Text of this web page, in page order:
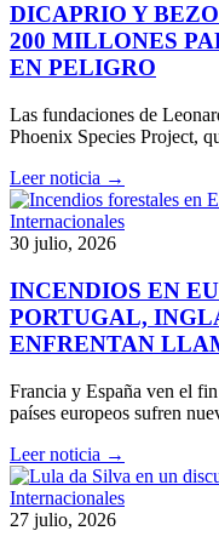
DICAPRIO Y
200 MILLONES
EN PELIGRO
Las fundaciones de
Phoenix Species Project,
Leer noticia →
Internacionales
30 julio, 2026
INCENDIOS EN
PORTUGAL,
ENFRENTAN
Francia y España ven el
países europeos sufren
Leer noticia →
Internacionales
27 julio, 2026